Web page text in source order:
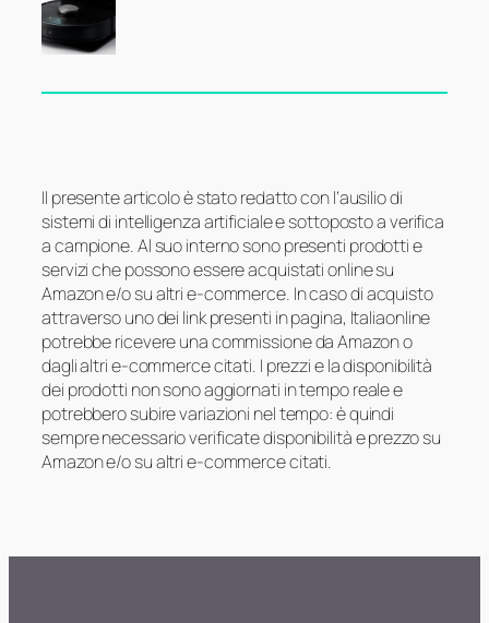
Il presente articolo è stato redatto con l’ausilio di
sistemi di intelligenza artificiale e sottoposto a verifica
a campione. Al suo interno sono presenti prodotti e
servizi che possono essere acquistati online su
Amazon e/o su altri e-commerce. In caso di acquisto
attraverso uno dei link presenti in pagina, Italiaonline
potrebbe ricevere una commissione da Amazon o
dagli altri e-commerce citati. I prezzi e la disponibilità
dei prodotti non sono aggiornati in tempo reale e
potrebbero subire variazioni nel tempo: è quindi
sempre necessario verificate disponibilità e prezzo su
Amazon e/o su altri e-commerce citati.